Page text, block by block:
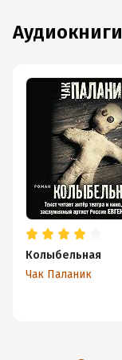
аудиокниги
Колыбельная
Чак Паланик